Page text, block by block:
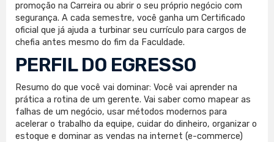
promoção na Carreira ou abrir o seu próprio negócio com
segurança. A cada semestre, você ganha um Certificado
oficial que já ajuda a turbinar seu currículo para cargos de
chefia antes mesmo do fim da Faculdade.
PERFIL DO EGRESSO
Resumo do que você vai dominar: Você vai aprender na
prática a rotina de um gerente. Vai saber como mapear as
falhas de um negócio, usar métodos modernos para
acelerar o trabalho da equipe, cuidar do dinheiro, organizar o
estoque e dominar as vendas na internet (e-commerce)